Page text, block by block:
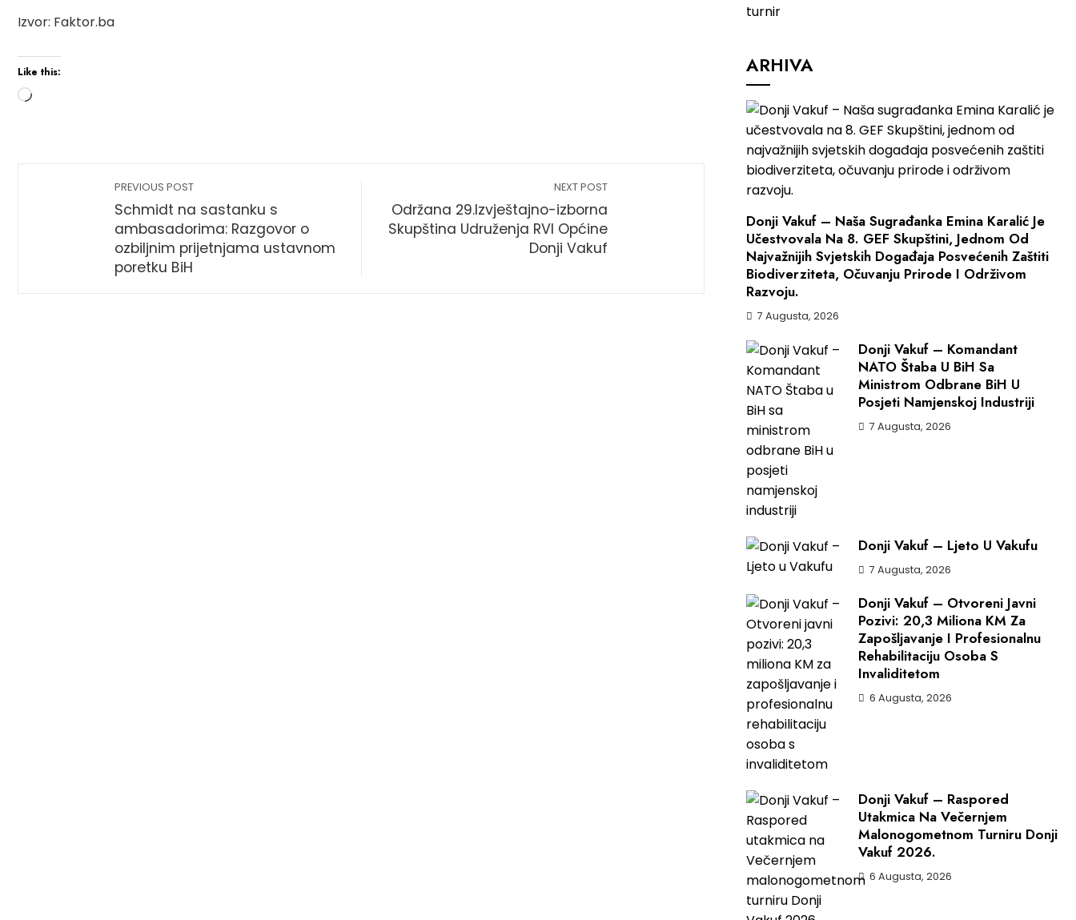
Izvor: Faktor.ba
Like this:
PREVIOUS POST
Schmidt na sastanku s
ambasadorima: Razgovor o
ozbiljnim prijetnjama ustavnom
poretku BiH
NEXT POST
Održana 29.Izvještajno-izborna
Skupština Udruženja RVI Općine
Donji Vakuf
ARHIVA
Donji Vakuf – Naša Sugrađanka Emina Karalić Je
Učestvovala Na 8. GEF Skupštini, Jednom Od
Najvažnijih Svjetskih Događaja Posvećenih Zaštiti
Biodiverziteta, Očuvanju Prirode I Održivom
Razvoju.
7 Augusta, 2026
Donji Vakuf – Komandant
NATO Štaba U BiH Sa
Ministrom Odbrane BiH U
Posjeti Namjenskoj Industriji
7 Augusta, 2026
Donji Vakuf – Ljeto U Vakufu
7 Augusta, 2026
Donji Vakuf – Otvoreni Javni
Pozivi: 20,3 Miliona KM Za
Zapošljavanje I Profesionalnu
Rehabilitaciju Osoba S
Invaliditetom
6 Augusta, 2026
Donji Vakuf – Raspored
Utakmica Na Večernjem
Malonogometnom Turniru Donji
Vakuf 2026.
6 Augusta, 2026